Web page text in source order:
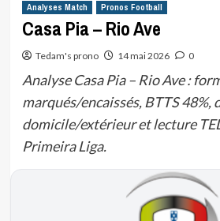
Analyses Match Pronos Football
Casa Pia – Rio Ave
Tedam's prono 14 mai 2026 0
Analyse Casa Pia – Rio Ave :
marqués/encaissés, BTTS 48%,
domicile/extérieur et lecture
Primeira Liga.